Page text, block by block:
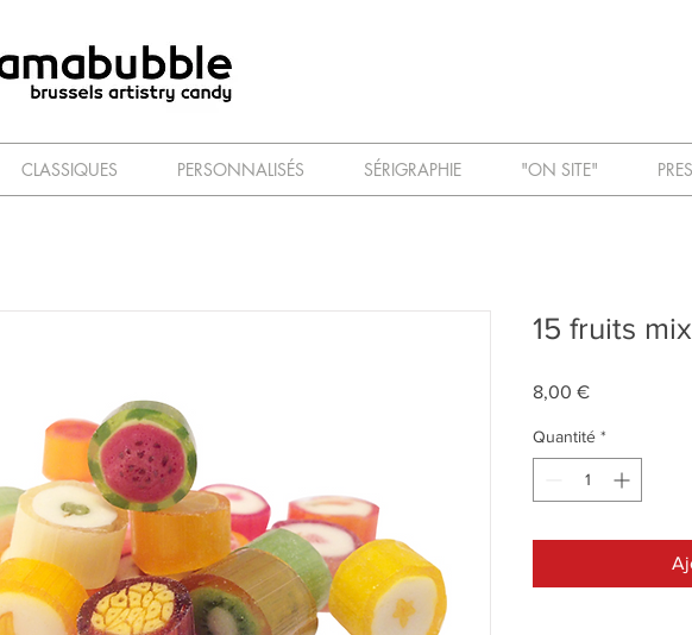
15 fruits
8,00 €Prix
Quantité *
CLASSIQUES PERSONNALISÉS SÉRIGRAPHIE "ON SITE"